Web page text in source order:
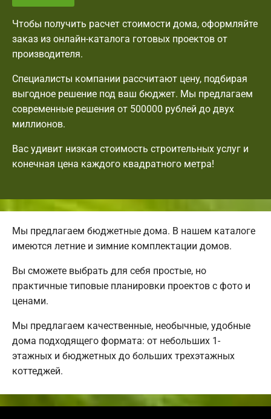
Чтобы получить расчет стоимости дома, оформляйте
заказ из онлайн-каталога готовых проектов от
производителя.
Специалисты компании рассчитают цену, подбирая
выгодное решение под ваш бюджет. Мы предлагаем
современные решения от 500000 рублей до двух
миллионов.
Вас удивит низкая стоимость строительных услуг и
конечная цена каждого квадратного метра!
Мы предлагаем бюджетные дома. В нашем каталоге
имеются летние и зимние комплектации домов.
Вы сможете выбрать для себя простые, но
практичные типовые планировки проектов с фото и
ценами.
Мы предлагаем качественные, необычные, удобные
дома подходящего формата: от небольших 1-
этажных и бюджетных до больших трехэтажных
коттеджей.